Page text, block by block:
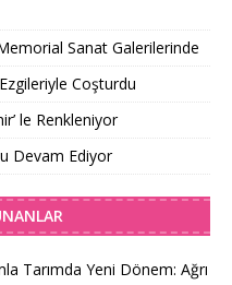
Sanat Galerilerinde
Coşturdu
le Renkleniyor
Devam Ediyor
Tarımda Yeni Dönem: Ağrı